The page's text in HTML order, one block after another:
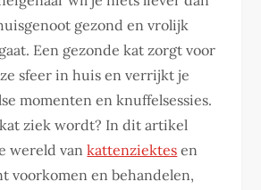
gezond en vrolijk
Een gezonde kat zorgt voor
sfeer in huis en verrijkt je
momenten en knuffelsessies.
ziek wordt? In dit artikel
wereld vankattenziektes en
voorkomen en behandelen,